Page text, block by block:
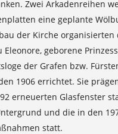
Zwei Arkadenreihen
eine geplante
der Kirche organisierten
geborene
der Grafen bzw.
1906 errichtet. Sie
erneuerten Glasfenster
und die in den
statt.